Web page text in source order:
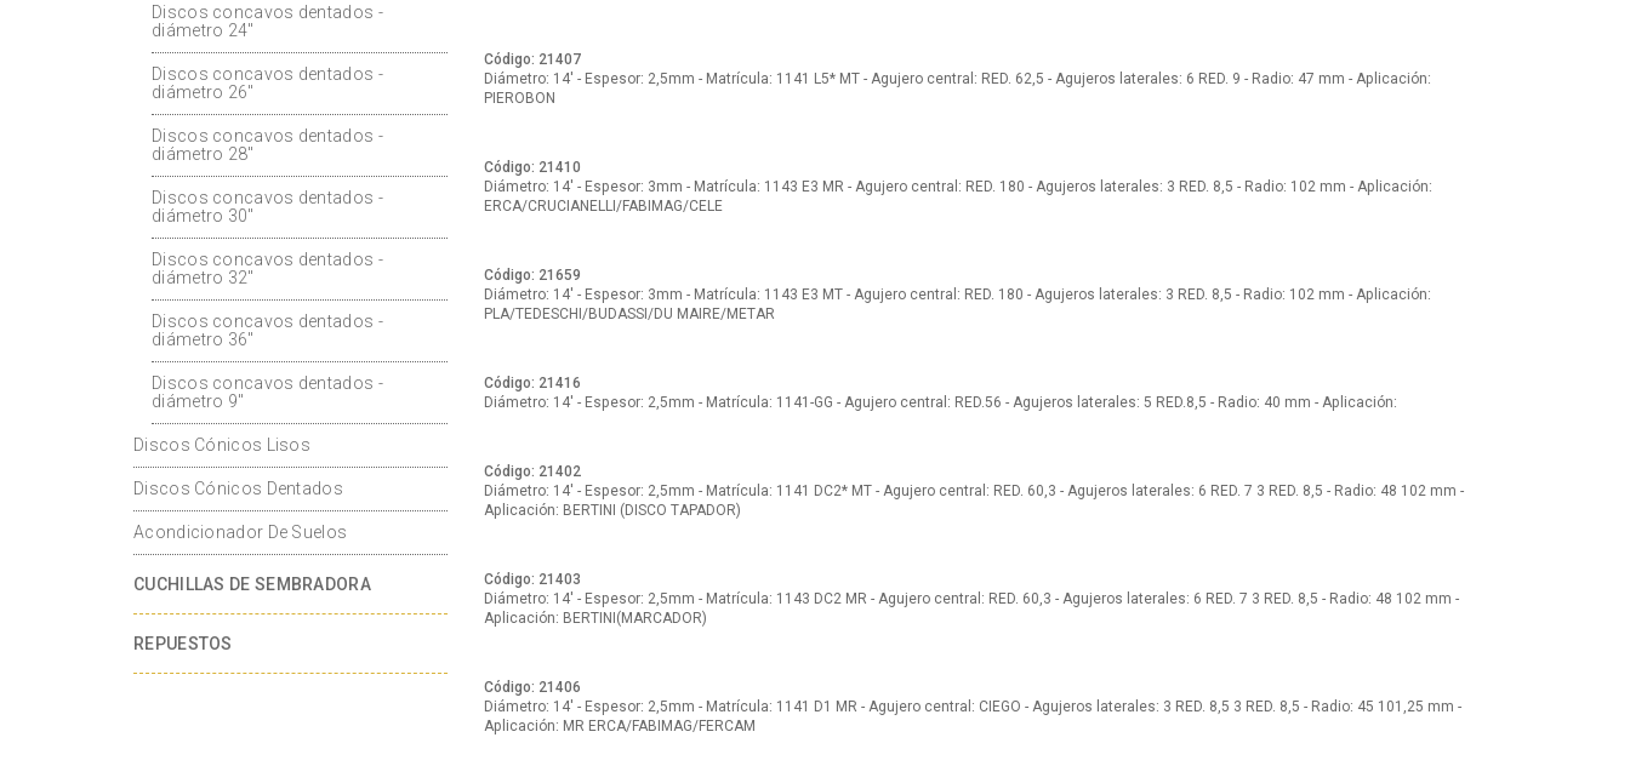
Discos concavos dentados -
diámetro 24"
Discos concavos dentados -
diámetro 26"
Discos concavos dentados -
diámetro 28"
Discos concavos dentados -
diámetro 30"
Discos concavos dentados -
diámetro 32"
Discos concavos dentados -
diámetro 36"
Discos concavos dentados -
diámetro 9"
Discos Cónicos Lisos
Discos Cónicos Dentados
Acondicionador De Suelos
CUCHILLAS DE SEMBRADORA
REPUESTOS
Código: 21407
Diámetro: 14' - Espesor: 2,5mm - Matrícula: 1141 L5* MT - Agujero central: RED. 62,5 - Agujeros laterales: 6 RED. 9 - Radio: 47 mm - Aplicación:
PIEROBON
Código: 21410
Diámetro: 14' - Espesor: 3mm - Matrícula: 1143 E3 MR - Agujero central: RED. 180 - Agujeros laterales: 3 RED. 8,5 - Radio: 102 mm - Aplicación:
ERCA/CRUCIANELLI/FABIMAG/CELE
Código: 21659
Diámetro: 14' - Espesor: 3mm - Matrícula: 1143 E3 MT - Agujero central: RED. 180 - Agujeros laterales: 3 RED. 8,5 - Radio: 102 mm - Aplicación:
PLA/TEDESCHI/BUDASSI/DU MAIRE/METAR
Código: 21416
Diámetro: 14' - Espesor: 2,5mm - Matrícula: 1141-GG - Agujero central: RED.56 - Agujeros laterales: 5 RED.8,5 - Radio: 40 mm - Aplicación:
Código: 21402
Diámetro: 14' - Espesor: 2,5mm - Matrícula: 1141 DC2* MT - Agujero central: RED. 60,3 - Agujeros laterales: 6 RED. 7 3 RED. 8,5 - Radio: 48 102 mm -
Aplicación: BERTINI (DISCO TAPADOR)
Código: 21403
Diámetro: 14' - Espesor: 2,5mm - Matrícula: 1143 DC2 MR - Agujero central: RED. 60,3 - Agujeros laterales: 6 RED. 7 3 RED. 8,5 - Radio: 48 102 mm -
Aplicación: BERTINI(MARCADOR)
Código: 21406
Diámetro: 14' - Espesor: 2,5mm - Matrícula: 1141 D1 MR - Agujero central: CIEGO - Agujeros laterales: 3 RED. 8,5 3 RED. 8,5 - Radio: 45 101,25 mm -
Aplicación: MR ERCA/FABIMAG/FERCAM